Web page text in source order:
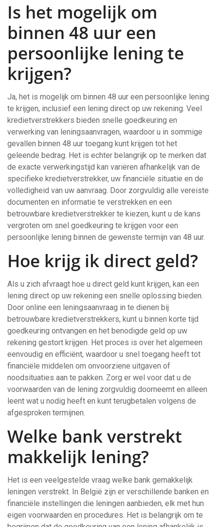
Is het mogelijk om
binnen 48 uur een
persoonlijke lening te
krijgen?
Ja, het is mogelijk om binnen 48 uur een persoonlijke lening
te krijgen, inclusief een lening direct op uw rekening. Veel
kredietverstrekkers bieden snelle goedkeuring en
verwerking van leningsaanvragen, waardoor u in sommige
gevallen binnen 48 uur toegang kunt krijgen tot het
geleende bedrag. Het is echter belangrijk op te merken dat
de exacte verwerkingstijd kan variëren afhankelijk van de
specifieke kredietverstrekker, uw financiële situatie en de
volledigheid van uw aanvraag. Door zorgvuldig alle vereiste
documenten en informatie te verstrekken en een
betrouwbare kredietverstrekker te kiezen, kunt u de kans
vergroten om snel goedkeuring te krijgen voor een
persoonlijke lening binnen de gewenste termijn van 48 uur.
Hoe krijg ik direct geld?
Als u zich afvraagt ​​hoe u direct geld kunt krijgen, kan een
lening direct op uw rekening een snelle oplossing bieden.
Door online een leningsaanvraag in te dienen bij
betrouwbare kredietverstrekkers, kunt u binnen korte tijd
goedkeuring ontvangen en het benodigde geld op uw
rekening gestort krijgen. Het proces is over het algemeen
eenvoudig en efficiënt, waardoor u snel toegang heeft tot
financiële middelen om onvoorziene uitgaven of
noodsituaties aan te pakken. Zorg er wel voor dat u de
voorwaarden van de lening zorgvuldig doorneemt en alleen
leent wat u nodig heeft en kunt terugbetalen volgens de
afgesproken termijnen.
Welke bank verstrekt
makkelijk lening?
Het is een veelgestelde vraag welke bank gemakkelijk
leningen verstrekt. In België zijn er verschillende banken en
financiële instellingen die leningen aanbieden, elk met hun
eigen voorwaarden en procedures. Het is belangrijk om te